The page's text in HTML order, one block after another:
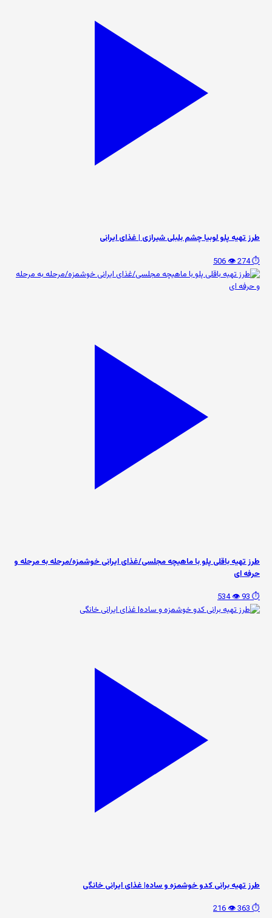
طرز تهیه پلو لوبیا چشم بلبلی شیرازی | غذای ایرانی
⏱️ 274
👁️ 506
طرز تهیه باقلی پلو با ماهیچه مجلسی/غذای ایرانی خوشمزه/مرحله به مرحله و
حرفه ای
⏱️ 93
👁️ 534
طرز تهیه برانی کدو خوشمزه و ساده| غذای ایرانی خانگی
⏱️ 363
👁️ 216